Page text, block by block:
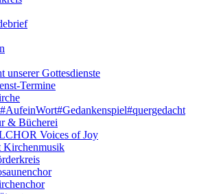
unserer Gottesdienste
Termine
& Bücherei
Voices of Joy
Kirchenmusik